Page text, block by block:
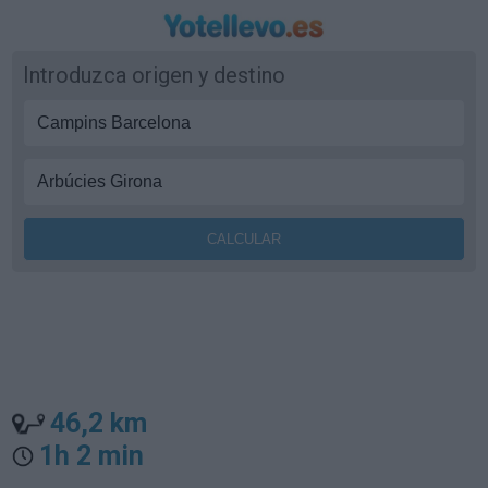
Introduzca origen y destino
46,2 km
1h 2 min